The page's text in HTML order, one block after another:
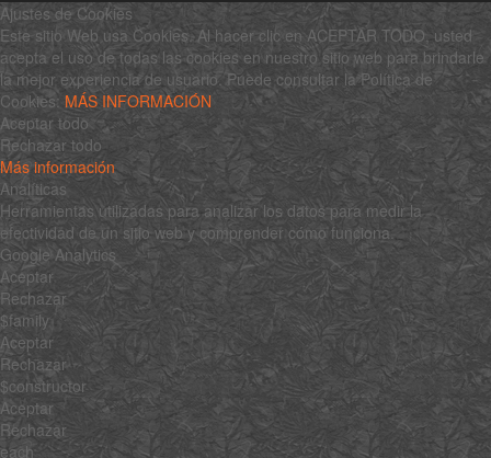
Ajustes de Cookies
Este sitio Web usa Cookies. Al hacer clic en ACEPTAR TODO, usted
acepta el uso de todas las cookies en nuestro sitio web para brindarle
la mejor experiencia de usuario. Puede consultar la Política de
Cookies: MÁS INFORMACIÓN
Aceptar todo
Rechazar todo
Más información
Analíticas
Herramientas utilizadas para analizar los datos para medir la
efectividad de un sitio web y comprender cómo funciona.
Google Analytics
Aceptar
Rechazar
$family
Aceptar
Rechazar
$constructor
Aceptar
Rechazar
each